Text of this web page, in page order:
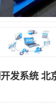
发系统 北
五
印